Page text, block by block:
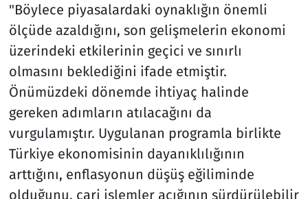
"Böylece piyasalardaki oynaklığın önemli
ölçüde azaldığını, son gelişmelerin ekonomi
üzerindeki etkilerinin geçici ve sınırlı
olmasını beklediğini ifade etmiştir.
Önümüzdeki dönemde ihtiyaç halinde
gereken adımların atılacağını da
vurgulamıştır. Uygulanan programla birlikte
Türkiye ekonomisinin dayanıklılığının
arttığını, enflasyonun düşüş eğiliminde
olduğunu, cari işlemler açığının sürdürülebilir